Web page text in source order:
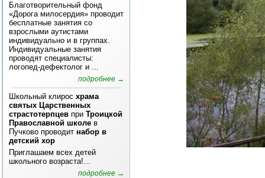
Благотворительный фонд
«Дорога милосердия» проводит
бесплатные занятия со
взрослыми аутистами
индивидуально и в группах.
Индивидуальные занятия
проводят специалисты:
логопед-дефектолог и ...
подробнее →
Школьный клирос храма
святых Царственных
страстотерпцев при Троицкой
Православной школе в
Пучково проводит набор в
детский хор
Приглашаем всех детей
школьного возраста!...
подробнее →